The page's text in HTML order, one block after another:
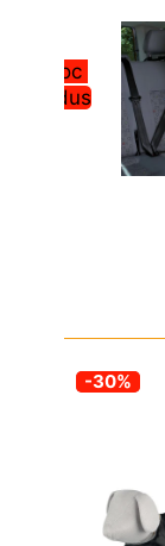
Stoc
redus
-30%